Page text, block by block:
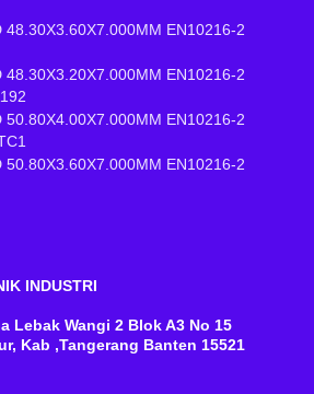
48.30X3.60X7.000MM EN10216-2
48.30X3.20X7.000MM EN10216-2
50.80X4.00X7.000MM EN10216-2
50.80X3.60X7.000MM EN10216-2
INDUSTRI
Lebak Wangi 2 Blok A3 No 15
Kab ,Tangerang Banten 15521